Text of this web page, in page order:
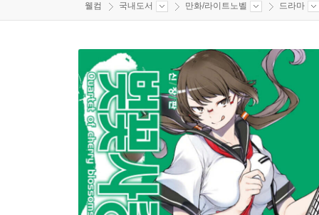
웰컴 국내도서 만화/라이트노벨 드라마